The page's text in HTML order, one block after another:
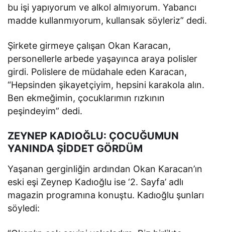
bu işi yapıyorum ve alkol almıyorum. Yabancı
madde kullanmıyorum, kullansak söyleriz” dedi.
Şirkete girmeye çalışan Okan Karacan,
personellerle arbede yaşayınca araya polisler
girdi. Polislere de müdahale eden Karacan,
“Hepsinden şikayetçiyim, hepsini karakola alın.
Ben ekmeğimin, çocuklarımın rızkının
peşindeyim” dedi.
ZEYNEP KADIOĞLU: ÇOCUĞUMUN
YANINDA ŞİDDET GÖRDÜM
Yaşanan gerginliğin ardından Okan Karacan’ın
eski eşi Zeynep Kadıoğlu ise ‘2. Sayfa’ adlı
magazin programına konuştu. Kadıoğlu şunları
söyledi: